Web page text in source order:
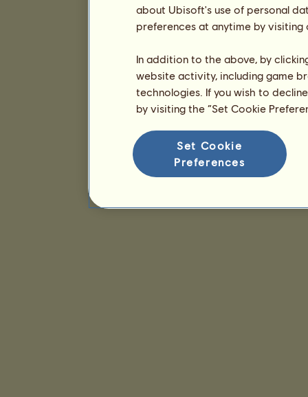
about Ubisoft's use of personal
preferences at anytime by
In addition to the above, by
website activity, including game
technologies. If you wish to
by visiting the “Set Cookie
Set Cookie
Preferences